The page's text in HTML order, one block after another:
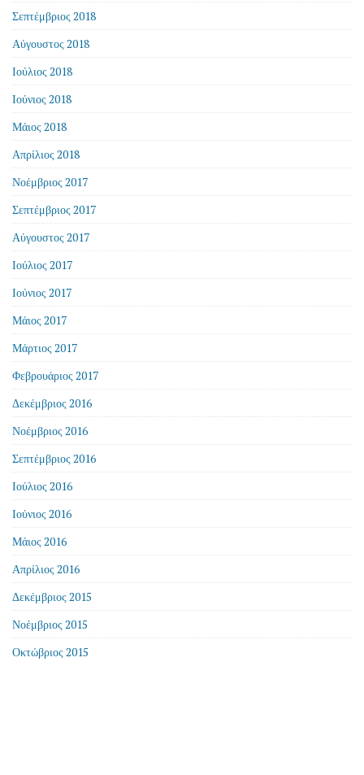
Σεπτέμβριος 2018
Αύγουστος 2018
Ιούλιος 2018
Ιούνιος 2018
Μάιος 2018
Απρίλιος 2018
Νοέμβριος 2017
Σεπτέμβριος 2017
Αύγουστος 2017
Ιούλιος 2017
Ιούνιος 2017
Μάιος 2017
Μάρτιος 2017
Φεβρουάριος 2017
Δεκέμβριος 2016
Νοέμβριος 2016
Σεπτέμβριος 2016
Ιούλιος 2016
Ιούνιος 2016
Μάιος 2016
Απρίλιος 2016
Δεκέμβριος 2015
Νοέμβριος 2015
Οκτώβριος 2015